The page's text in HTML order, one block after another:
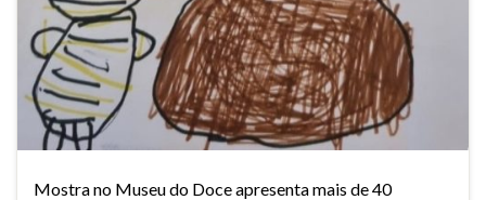
Mostra no Museu do Doce apresenta mais de 40